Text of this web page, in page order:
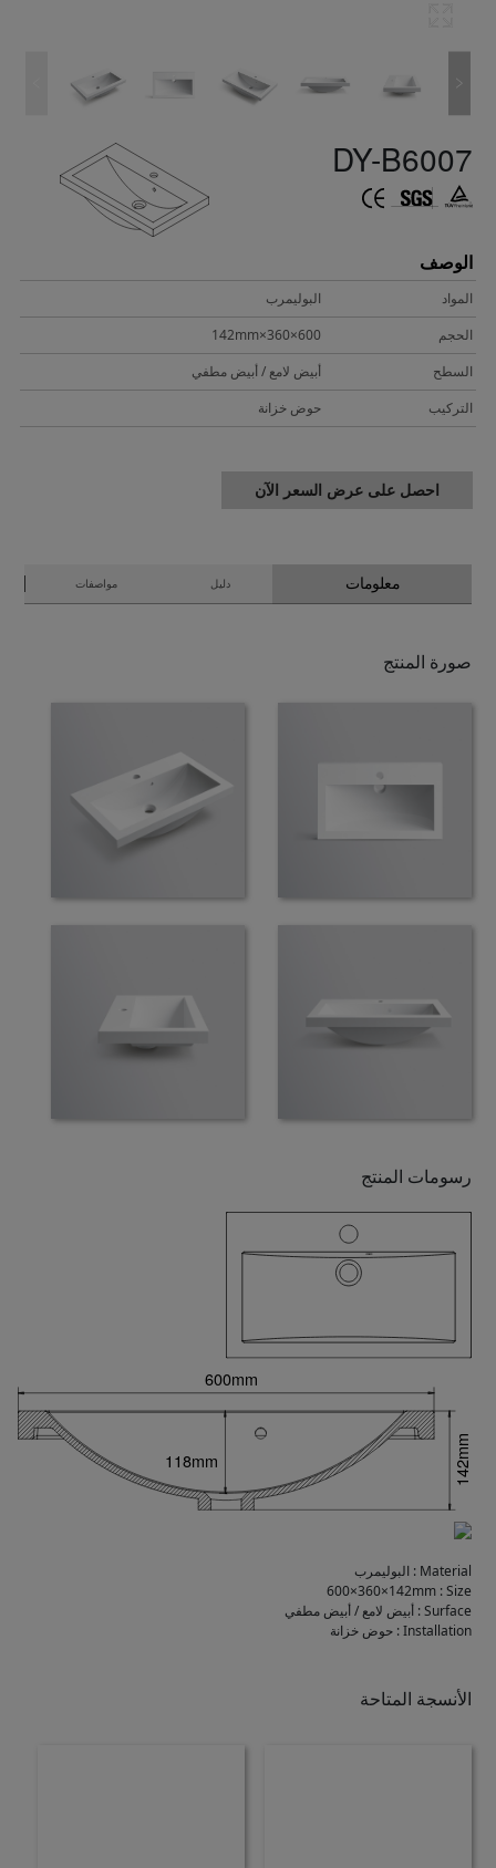
DY-B6007
الوصف
المواد
البوليمرب
الحجم
600×360×142mm
السطح
أبيض لامع / أبيض مطفي
التركيب
حوض خزانة
احصل على عرض السعر الآن
معلومات دليل مواصفات
صورة المنتج
رسومات المنتج
Material
: البوليمرب
Size
:
600×360×142mm
Surface
: أبيض لامع / أبيض مطفي
Installation
: حوض خزانة
الأنسجة المتاحة